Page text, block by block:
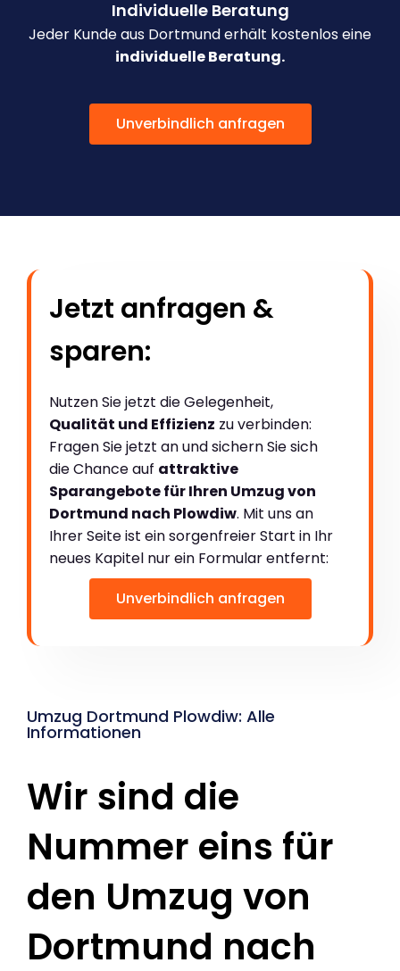
Individuelle Beratung
Jeder Kunde aus Dortmund erhält kostenlos eine
individuelle Beratung.
Unverbindlich anfragen
Jetzt anfragen &
sparen:
Nutzen Sie jetzt die Gelegenheit,
Qualität und Effizienz zu verbinden:
Fragen Sie jetzt an und sichern Sie sich
die Chance auf attraktive
Sparangebote für Ihren Umzug von
Dortmund nach Plowdiw. Mit uns an
Ihrer Seite ist ein sorgenfreier Start in Ihr
neues Kapitel nur ein Formular entfernt:
Unverbindlich anfragen
Umzug Dortmund Plowdiw: Alle
Informationen
Wir sind die
Nummer eins für
den Umzug von
Dortmund nach